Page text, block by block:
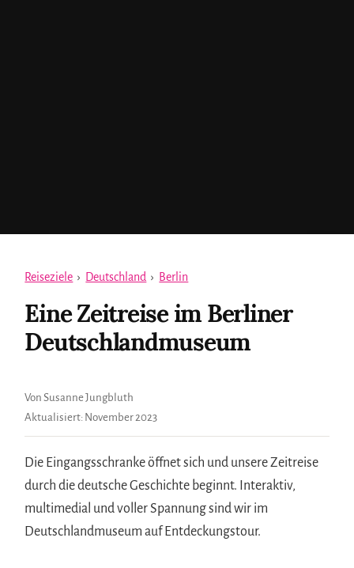
Reiseziele › Deutschland › Berlin
Eine Zeitreise im Berliner
Deutschlandmuseum
Von Susanne Jungbluth
Aktualisiert: November 2023
Die Eingangsschranke öffnet sich und unsere Zeitreise
durch die deutsche Geschichte beginnt. Interaktiv,
multimedial und voller Spannung sind wir im
Deutschlandmuseum auf Entdeckungstour.